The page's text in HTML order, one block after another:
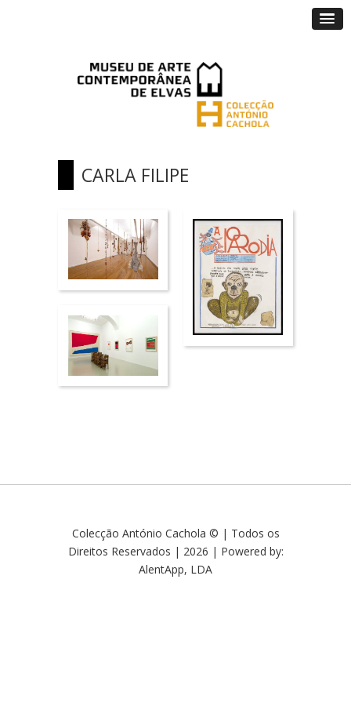
CARLA FILIPE
Colecção António Cachola © | Todos os
Direitos Reservados | 2026 | Powered by:
AlentApp, LDA